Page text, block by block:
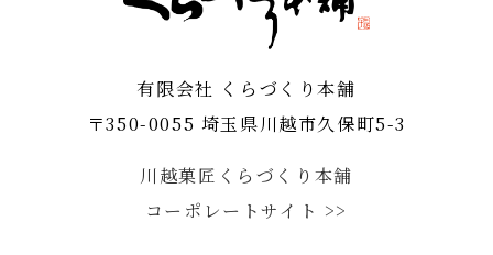
有限会社 くらづくり本舗
〒350-0055 埼玉県川越市久保町5-3
川越菓匠くらづくり本舗
コーポレートサイト >>